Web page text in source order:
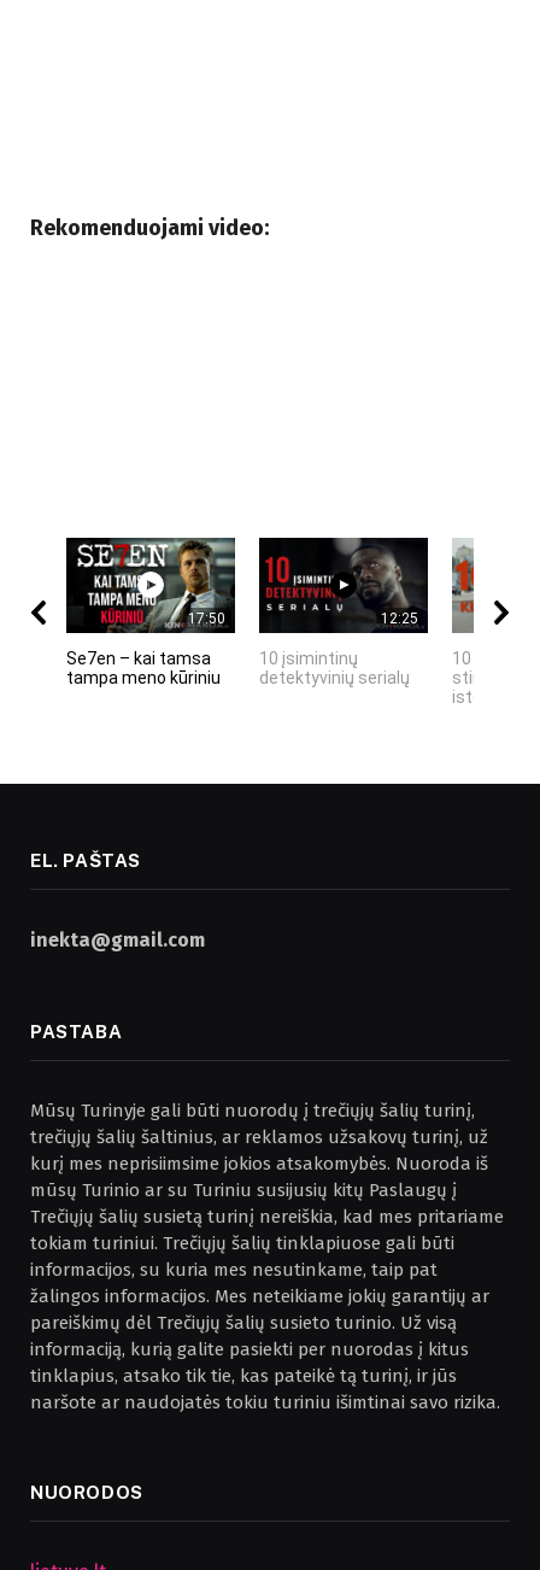
Rekomenduojami video:
17:50
Se7en – kai tamsa
tampa meno kūriniu
12:25
10 įsimintinų
detektyvinių serialų
10
istorijų
EL. PAŠTAS
inekta@gmail.com
PASTABA
Mūsų Turinyje gali būti nuorodų į trečiųjų šalių turinį,
trečiųjų šalių šaltinius, ar reklamos užsakovų turinį, už
kurį mes neprisiimsime jokios atsakomybės. Nuoroda iš
mūsų Turinio ar su Turiniu susijusių kitų Paslaugų į
Trečiųjų šalių susietą turinį nereiškia, kad mes pritariame
tokiam turiniui. Trečiųjų šalių tinklapiuose gali būti
informacijos, su kuria mes nesutinkame, taip pat
žalingos informacijos. Mes neteikiame jokių garantijų ar
pareiškimų dėl Trečiųjų šalių susieto turinio. Už visą
informaciją, kurią galite pasiekti per nuorodas į kitus
tinklapius, atsako tik tie, kas pateikė tą turinį, ir jūs
naršote ar naudojatės tokiu turiniu išimtinai savo rizika.
NUORODOS